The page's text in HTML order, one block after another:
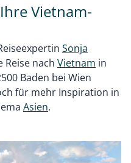
Vietnam-
Sonja
Reise nach Vietnam in
Baden bei Wien
für mehr Inspiration in
Asien.